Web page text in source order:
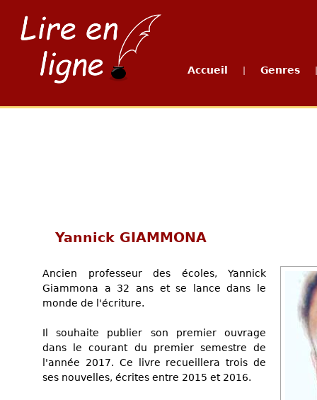
Accueil Genres
Yannick GIAMMONA
Ancien professeur des écoles, Yannick
Giammona a 32 ans et se lance dans le
monde de l'écriture.
Il souhaite publier son premier ouvrage
dans le courant du premier semestre de
l'année 2017. Ce livre recueillera trois de
ses nouvelles, écrites entre 2015 et 2016.